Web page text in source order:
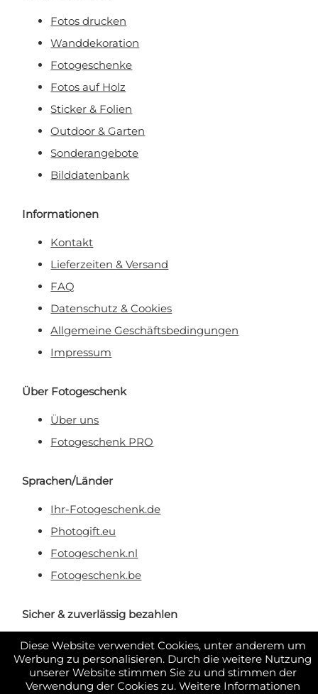
Diese Website verwendet Cookies, unter anderem um
Werbung zu personalisieren. Durch die weitere Nutzung
unserer Website stimmen Sie zu und stimmen der
Verwendung der Cookies zu. Weitere Informationen
Fotos drucken
Wanddekoration
Fotogeschenke
Fotos auf Holz
Sticker & Folien
Outdoor & Garten
Sonderangebote
Bilddatenbank
Informationen
Kontakt
Lieferzeiten & Versand
FAQ
Datenschutz & Cookies
Allgemeine Geschäftsbedingungen
Impressum
Über Fotogeschenk
Über uns
Fotogeschenk PRO
Sprachen/Länder
Ihr-Fotogeschenk.de
Photogift.eu
Fotogeschenk.nl
Fotogeschenk.be
Sicher & zuverlässig bezahlen